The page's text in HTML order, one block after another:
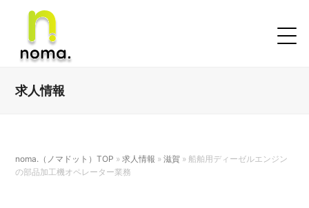
求人情報
noma.（ノマドット）TOP »求人情報 »滋賀 » 船舶用ディーゼルエンジン
の部品加工機オペレーター業務